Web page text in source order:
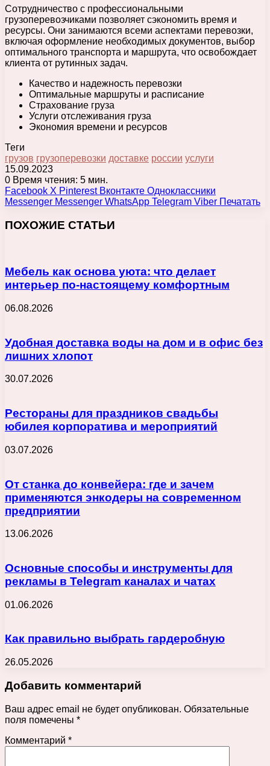
Сотрудничество с профессиональными
грузоперевозчиками позволяет сэкономить время и
ресурсы. Они занимаются всеми аспектами перевозки,
включая оформление необходимых документов, выбор
оптимального транспорта и маршрута, что освобождает
клиента от рутинных задач.
Качество и надежность перевозки
Оптимальные маршруты и расписание
Страхование груза
Услуги отслеживания груза
Экономия времени и ресурсов
Теги
грузов грузоперевозки доставке россии услуги
15.09.2023
0 Время чтения: 5 мин.
Facebook X Pinterest Вконтакте Одноклассники
Messenger Messenger WhatsApp Telegram Viber Печатать
ПОХОЖИЕ СТАТЬИ
Мебель как основа уюта: что делает
интерьер по-настоящему комфортным
06.08.2026
Удобная доставка воды на дом и в офис без
лишних хлопот
30.07.2026
Рестораны для праздников свадьбы
юбилея корпоратива и мероприятий
03.07.2026
От станка до конвейера: где и зачем
применяются энкодеры на современном
предприятии
13.06.2026
Основные способы и инструменты для
рекламы в Telegram каналах и чатах
01.06.2026
Как правильно выбрать гардеробную
26.05.2026
Добавить комментарий
Ваш адрес email не будет опубликован. Обязательные
поля помечены *
Комментарий *